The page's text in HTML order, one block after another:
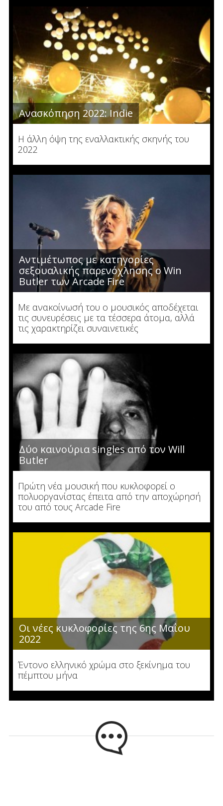
Ανασκόπηση 2022: Indie
Η άλλη όψη της εναλλακτικής σκηνής του
2022
Αντιμέτωπος με κατηγορίες
σεξουαλικής παρενόχλησης ο Win
Butler των Arcade Fire
Με ανακοίνωσή του ο μουσικός αποδέχεται
τις συνευρέσεις με τα τέσσερα άτομα, αλλά
τις χαρακτηρίζει συναινετικές
Δύο καινούρια singles από τον Will
Butler
Πρώτη νέα μουσική που κυκλοφορεί ο
πολυοργανίστας έπειτα από την αποχώρησή
του από τους Arcade Fire
Οι νέες κυκλοφορίες της 6ης Μαΐου
2022
Έντονο ελληνικό χρώμα στο ξεκίνημα του
πέμπτου μήνα